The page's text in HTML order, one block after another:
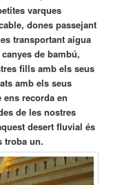
varques
dones passejant
transportant aigua
de bambú,
fills amb els seus
amb els seus
recorda en
de les nostres
desert fluvial és
troba un.